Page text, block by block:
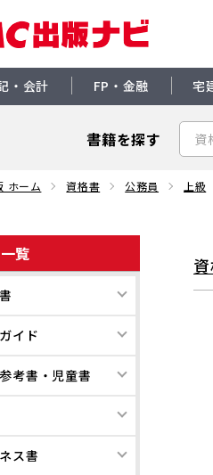
・会計 FP・金融 宅
書籍を探す
ホーム 資格書 公務員 上級
覧
イド
考書・児童書
ス書